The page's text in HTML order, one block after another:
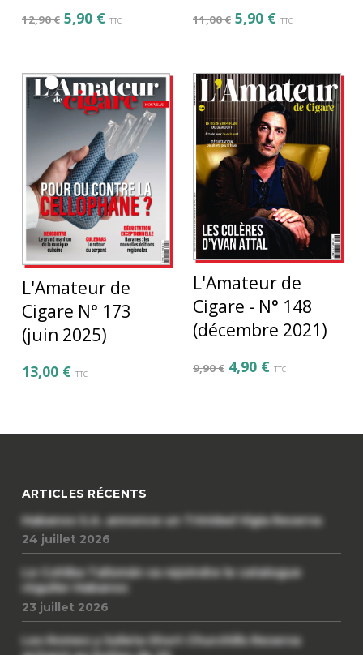
12,90€ 5,90 € TTC 11,00€ 5,90 € TTC
L'Amateur de
Cigare N° 173
(juin 2025)
13,00 € TTC
L'Amateur de
Cigare - N° 148
(décembre 2021)
9,90€ 4,90 € TTC
ARTICLES RÉCENTS
Habanos S.A. annonce un Trinidad Vigia Reserva
24 juillet 2026
Le Cohiba Talismán va rejoindre le catalogue
régulier Habanos
23 juillet 2026
Les Romeo y Julieta Short Churchills Reserva